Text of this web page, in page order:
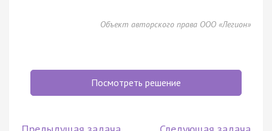
Объект авторского права ООО «Легион»
Посмотреть решение